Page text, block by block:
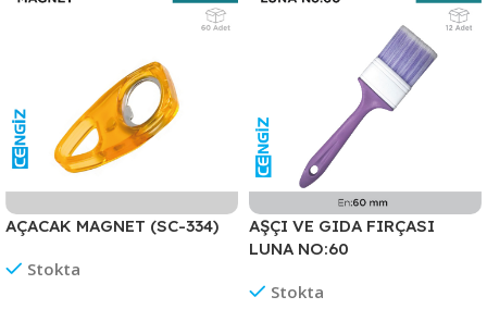
AÇACAK MAGNET (SC-334)
Stokta
AŞÇI VE GIDA FIRÇASI
LUNA NO:60
Stokta